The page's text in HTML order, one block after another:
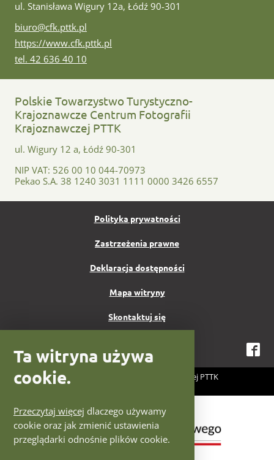
Ta witryna używa
cookie.
Przeczytaj więcej dlaczego używamy
cookie oraz jak zmienić ustawienia
przeglądarki odnośnie plików cookie.
ul. Stanisława Wigury 12a, Łódź 90-301
e-mail:
biuro@cfk.pttk.pl
www:
https://www.cfk.pttk.pl
tel:
tel. 42 636 40 10
Polskie Towarzystwo Turystyczno-
Krajoznawcze Centrum Fotografii
Krajoznawczej PTTK
ul. Wigury 12 a, Łódź 90-301
NIP VAT: 526 00 10 044-70973
Pekao S.A. 38 1240 3031 1111 0000 3426 6557
Polityka prywatności
Zastrzeżenia prawne
Deklaracja dostępności
Mapa witryny
Skontaktuj się
2026 Centrum Fotografii Krajoznawczej PTTK